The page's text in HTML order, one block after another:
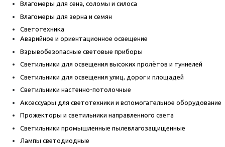
Влагомеры для сена, соломы и силоса
Влагомеры для зерна и семян
Светотехника
Аварийное и ориентационное освещение
Взрывобезопасные световые приборы
Светильники для освещения высоких пролётов и туннелей
Светильники для освещения улиц, дорог и площадей
Светильники настенно-потолочные
Аксессуары для светотехники и вспомогательное оборудование
Прожекторы и светильники направленного света
Светильники промышленные пылевлагозащищенные
Лампы светодиодные